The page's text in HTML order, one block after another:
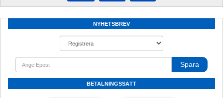
NYHETSBREV
Spara
BETALNINGSSÄTT